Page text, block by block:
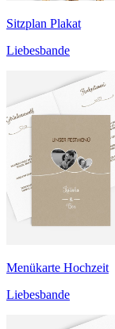
Sitzplan Plakat
Liebesbande
Menükarte Hochzeit
Liebesbande